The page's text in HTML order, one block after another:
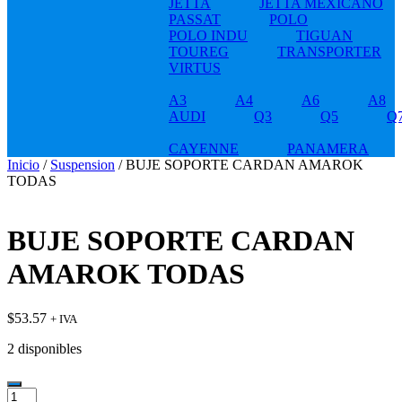
JETTA
JETTA MEXICANO
PASSAT
POLO
POLO INDU
TIGUAN
TOUREG
TRANSPORTER
VIRTUS
A3 A4 A6
A8
AUDI
Q3 Q5
CAYENNE
PANAMERA
Inicio / Suspension / BUJE SOPORTE CARDAN AMAROK
TODAS
BUJE SOPORTE CARDAN
AMAROK TODAS
$53.57 + IVA
2 disponibles
BUJE